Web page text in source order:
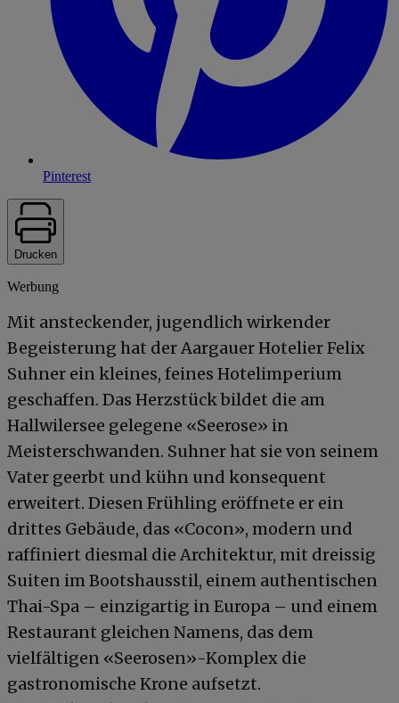
Pinterest
Drucken
Werbung
Mit ansteckender, jugendlich wirkender
Begeisterung hat der Aargauer Hotelier Felix
Suhner ein kleines, feines Hotelimperium
geschaffen. Das Herzstück bildet die am
Hallwilersee gelegene «Seerose» in
Meisterschwanden. Suhner hat sie von seinem
Vater geerbt und kühn und konsequent
erweitert. Diesen Frühling eröffnete er ein
drittes Gebäude, das «Cocon», modern und
raffiniert diesmal die Architektur, mit dreissig
Suiten im Bootshausstil, einem authentischen
Thai-Spa – einzigartig in Europa – und einem
Restaurant gleichen Namens, das dem
vielfältigen «Seerosen»-Komplex die
gastronomische Krone aufsetzt.